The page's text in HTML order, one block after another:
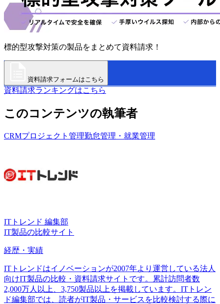
標的型攻撃対策の製品をまとめて資料請求！
資料請求フォームはこちら
資料請求ランキングはこちら
このコンテンツの執筆者
CRMプロジェクト管理勤怠管理・就業管理
ITトレンド 編集部
IT製品の比較サイト
経歴・実績
ITトレンドはイノベーションが2007年より運営している法人
向けIT製品の比較・資料請求サイトです。累計訪問者数
2,000万人以上、3,750製品以上を掲載しています。ITトレン
ド編集部では、読者がIT製品・サービスを比較検討する際に